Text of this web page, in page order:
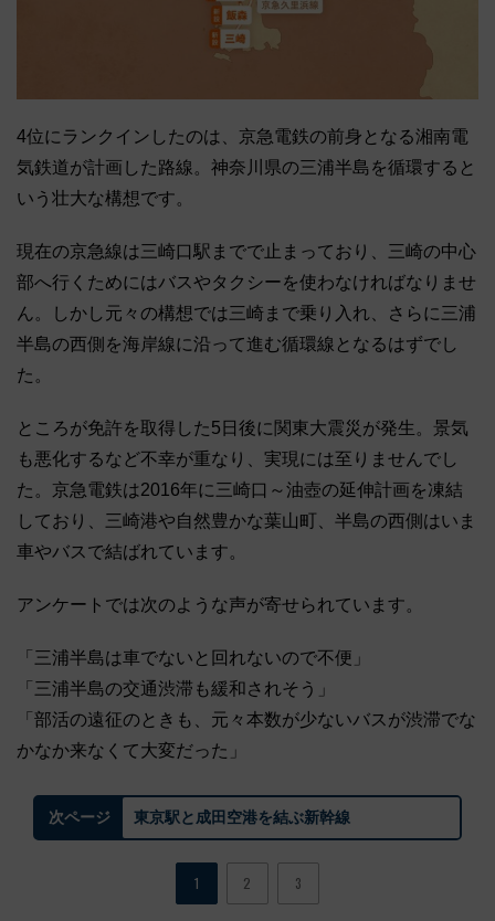
4位にランクインしたのは、京急電鉄の前身となる湘南電
気鉄道が計画した路線。神奈川県の三浦半島を循環すると
いう壮大な構想です。
現在の京急線は三崎口駅までで止まっており、三崎の中心
部へ行くためにはバスやタクシーを使わなければなりませ
ん。しかし元々の構想では三崎まで乗り入れ、さらに三浦
半島の西側を海岸線に沿って進む循環線となるはずでし
た。
ところが免許を取得した5日後に関東大震災が発生。景気
も悪化するなど不幸が重なり、実現には至りませんでし
た。京急電鉄は2016年に三崎口～油壺の延伸計画を凍結
しており、三崎港や自然豊かな葉山町、半島の西側はいま
車やバスで結ばれています。
アンケートでは次のような声が寄せられています。
「三浦半島は車でないと回れないので不便」
「三浦半島の交通渋滞も緩和されそう」
「部活の遠征のときも、元々本数が少ないバスが渋滞でな
かなか来なくて大変だった」
次ページ 東京駅と成田空港を結ぶ新幹線
1 2 3